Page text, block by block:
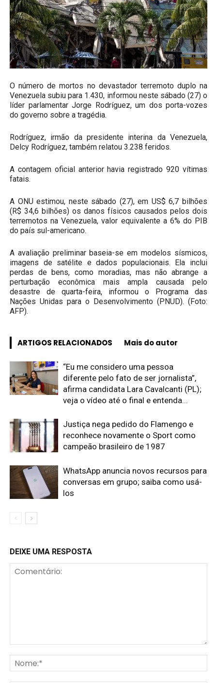
O número de mortos no devastador terremoto duplo na
Venezuela subiu para 1.430, informou neste sábado (27) o
líder parlamentar Jorge Rodríguez, um dos porta-vozes
do governo sobre a tragédia.
Rodríguez, irmão da presidente interina da Venezuela,
Delcy Rodríguez, também relatou 3.238 feridos.
A contagem oficial anterior havia registrado 920 vítimas
fatais.
A ONU estimou, neste sábado (27), em US$ 6,7 bilhões
(R$ 34,6 bilhões) os danos físicos causados pelos dois
terremotos na Venezuela, valor equivalente a 6% do PIB
do país sul-americano.
A avaliação preliminar baseia-se em modelos sísmicos,
imagens de satélite e dados populacionais. Ela inclui
perdas de bens, como moradias, mas não abrange a
perturbação econômica mais ampla causada pelo
desastre de quarta-feira, informou o Programa das
Nações Unidas para o Desenvolvimento (PNUD). (Foto:
AFP).
ARTIGOS RELACIONADOS Mais do autor
“Eu me considero uma pessoa
diferente pelo fato de ser jornalista”,
afirma candidata Lara Cavalcanti (PL);
veja o vídeo até o final e entenda...
Justiça nega pedido do Flamengo e
reconhece novamente o Sport como
campeão brasileiro de 1987
WhatsApp anuncia novos recursos para
conversas em grupo; saiba como usá-
los
DEIXE UMA RESPOSTA